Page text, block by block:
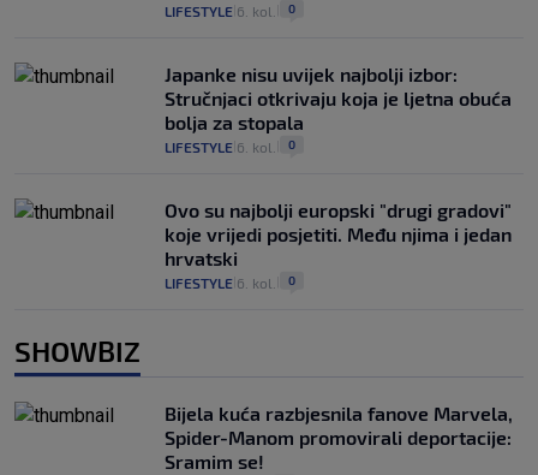
LIFESTYLE 6. kol. 0
Japanke nisu uvijek najbolji izbor:
Stručnjaci otkrivaju koja je ljetna obuća
bolja za stopala
LIFESTYLE 6. kol. 0
Ovo su najbolji europski "drugi gradovi"
koje vrijedi posjetiti. Među njima i jedan
hrvatski
LIFESTYLE 6. kol. 0
SHOWBIZ
Bijela kuća razbjesnila fanove Marvela,
Spider-Manom promovirali deportacije:
Sramim se!